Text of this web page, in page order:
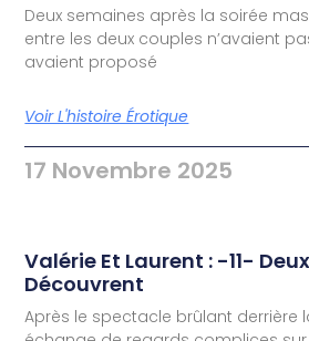
Deux semaines après la soirée
entre les deux couples n’avaient
avaient proposé
Voir L'histoire Érotique
17 Novembre 2025
Valérie Et Laurent : -11-
Découvrent
Après le spectacle brûlant derrière